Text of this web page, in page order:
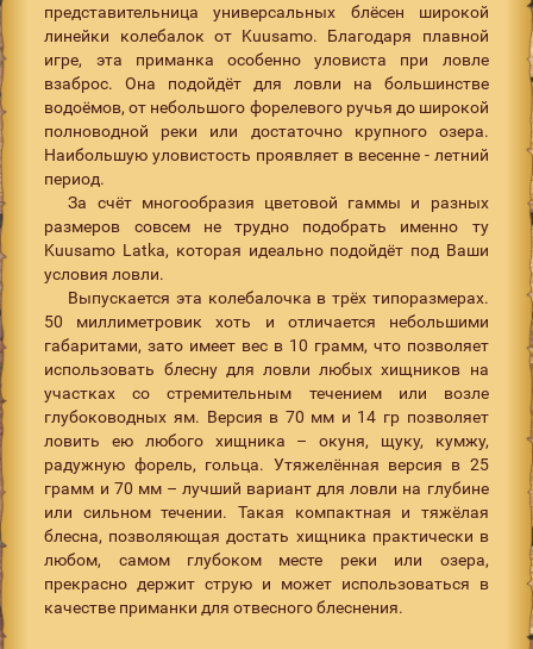
представительница универсальных блёсен широкой
линейки колебалок от Kuusamo. Благодаря плавной
игре, эта приманка особенно уловиста при ловле
взаброс. Она подойдёт для ловли на большинстве
водоёмов, от небольшого форелевого ручья до широкой
полноводной реки или достаточно крупного озера.
Наибольшую уловистость проявляет в весенне - летний
период.
За счёт многообразия цветовой гаммы и разных
размеров совсем не трудно подобрать именно ту
Kuusamo Latka, которая идеально подойдёт под Ваши
условия ловли.
Выпускается эта колебалочка в трёх типоразмерах.
50 миллиметровик хоть и отличается небольшими
габаритами, зато имеет вес в 10 грамм, что позволяет
использовать блесну для ловли любых хищников на
участках со стремительным течением или возле
глубоководных ям. Версия в 70 мм и 14 гр позволяет
ловить ею любого хищника – окуня, щуку, кумжу,
радужную форель, гольца. Утяжелённая версия в 25
грамм и 70 мм – лучший вариант для ловли на глубине
или сильном течении. Такая компактная и тяжёлая
блесна, позволяющая достать хищника практически в
любом, самом глубоком месте реки или озера,
прекрасно держит струю и может использоваться в
качестве приманки для отвесного блеснения.